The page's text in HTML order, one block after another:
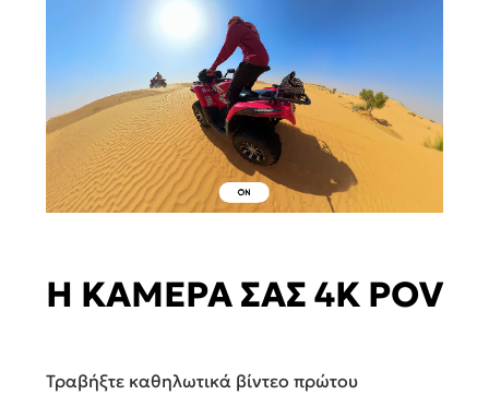
Η ΚΑΜΕΡΑ ΣΑΣ 4K POV
Τραβήξτε καθηλωτικά βίντεο πρώτου